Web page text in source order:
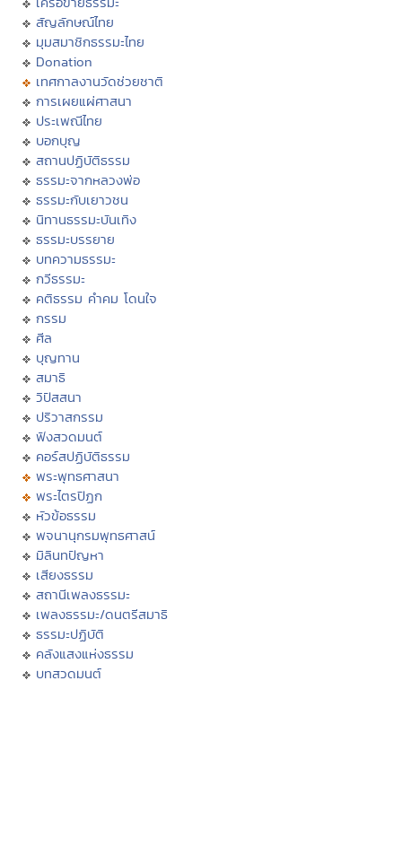
สัญลักษณ์ไทย
มุมสมาชิกธรรมะไทย
Donation
เทศกาลงานวัดช่วยชาติ
การเผยแผ่ศาสนา
ประเพณีไทย
บอกบุญ
สถานปฏิบัติธรรม
ธรรมะจากหลวงพ่อ
ธรรมะกับเยาวชน
นิทานธรรมะบันเทิง
ธรรมะบรรยาย
บทความธรรมะ
กวีธรรมะ
คติธรรม คำคม โดนใจ
กรรม
ศีล
บุญทาน
สมาธิ
วิปัสสนา
ปริวาสกรรม
ฟังสวดมนต์
คอร์สปฏิบัติธรรม
พระพุทธศาสนา
พระไตรปิฏก
หัวข้อธรรม
พจนานุกรมพุทธศาสน์
มิลินทปัญหา
เสียงธรรม
สถานีเพลงธรรมะ
เพลงธรรมะ/ดนตรีสมาธิ
ธรรมะปฏิบัติ
คลังแสงแห่งธรรม
บทสวดมนต์